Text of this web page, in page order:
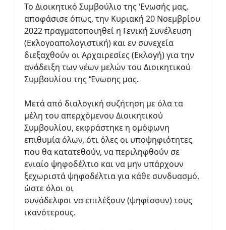
Το Διοικητικό Συμβούλιο της ‘Ενωσής μας,
αποφάσισε όπως, την Κυριακή 20 Νοεμβρίου
2022 πραγματοποιηθεί η Γενική Συνέλευση
(Εκλογοαπολογιστική) και εν συνεχεία
διεξαχθούν οι Αρχαιρεσίες (Εκλογή) για την
ανάδειξη των νέων μελών του Διοικητικού
Συμβουλίου της ‘Ένωσης μας.
Μετά από διαλογική συζήτηση με όλα τα
μέλη του απερχόμενου Διοικητικού
Συμβουλίου, εκφράστηκε η ομόφωνη
επιθυμία όλων, ότι όλες οι υποψηφιότητες
που θα κατατεθούν, να περιληφθούν σε
ενιαίο ψηφοδέλτιο και να μην υπάρχουν
ξεχωριστά ψηφοδέλτια για κάθε συνδυασμό,
ώστε όλοι οι
συνάδελφοι να επιλέξουν (ψηφίσουν) τους
ικανότερους.